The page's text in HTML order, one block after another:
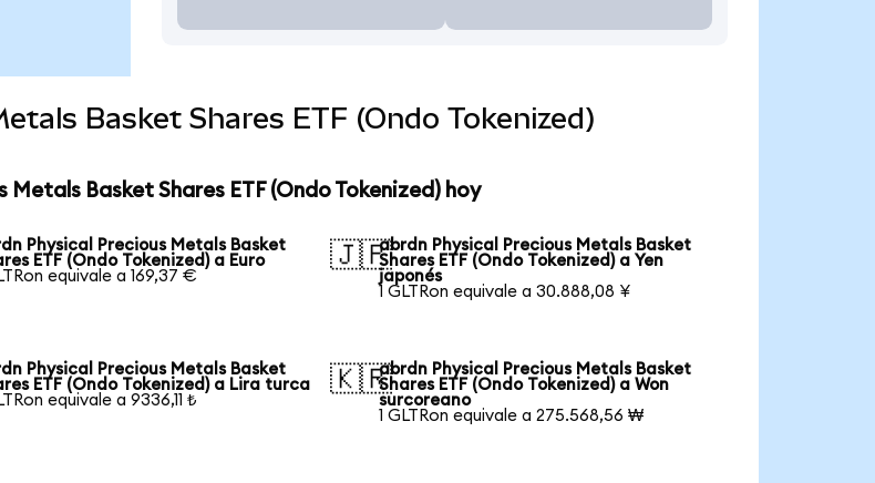
Basket Shares ETF (Ondo Tokenized)
Basket Shares ETF (Ondo Tokenized) hoy
Physical Precious Metals Basket
ETF (Ondo Tokenized) a Euro
equivale a 169,37 €
🇯🇵abrdn Physical Precious Metals Basket
Shares ETF (Ondo Tokenized) a Yen
japonés
1 GLTRon equivale a 30.888,08 ¥
Physical Precious Metals Basket
ETF (Ondo Tokenized) a Lira turca
equivale a 9336,11 ₺
🇰🇷abrdn Physical Precious Metals Basket
Shares ETF (Ondo Tokenized) a Won
surcoreano
1 GLTRon equivale a 275.568,56 ₩